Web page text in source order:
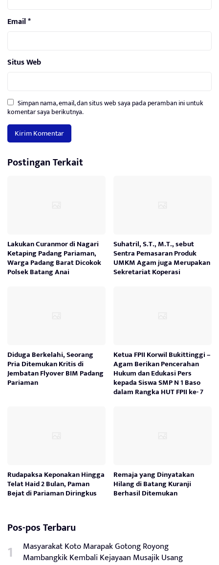
Email*
Situs Web
Simpan nama, email, dan situs web saya pada peramban ini untuk
komentar saya berikutnya.
Postingan Terkait
Lakukan Curanmor di Nagari
Ketaping Padang Pariaman,
Warga Padang Barat Dicokok
Polsek Batang Anai
Suhatril, S.T., M.T., sebut
Sentra Pemasaran Produk
UMKM Agam juga Merupakan
Sekretariat Koperasi
Diduga Berkelahi, Seorang
Pria Ditemukan Kritis di
Jembatan Flyover BIM Padang
Pariaman
Ketua FPII Korwil Bukittinggi –
Agam Berikan Pencerahan
Hukum dan Edukasi Pers
kepada Siswa SMP N 1 Baso
dalam Rangka HUT FPII ke- 7
Rudapaksa Keponakan Hingga
Telat Haid 2 Bulan, Paman
Bejat di Pariaman Diringkus
Remaja yang Dinyatakan
Hilang di Batang Kuranji
Berhasil Ditemukan
Pos-pos Terbaru
Masyarakat Koto Marapak Gotong Royong
Mambangkik Kembali Kejayaan Musajik Usang